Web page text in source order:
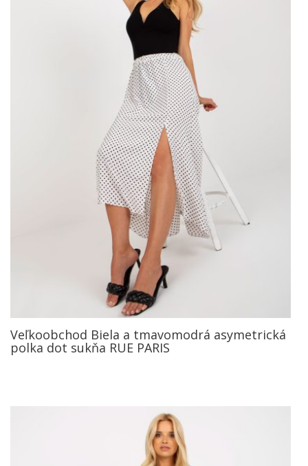
Veľkoobchod Biela a tmavomodrá asymetrická
polka dot sukňa RUE PARIS